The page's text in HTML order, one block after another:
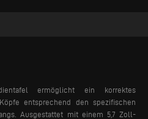
ermöglicht ein korrektes
entsprechend den spezifischen
Ausgestattet mit einem 5,7 Zoll-